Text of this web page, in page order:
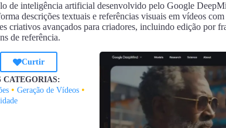
de inteligência artificial desenvolvido pelo Google
descrições textuais e referências visuais em vídeos
criativos avançados para criadores, incluindo edição por
de referência.
Curtir
CATEGORIAS:
•Geração de Vídeos •